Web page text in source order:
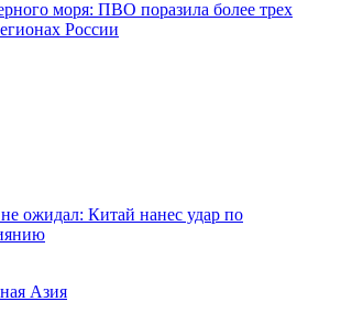
моря: ПВО поразила более трех
России
ожидал: Китай нанес удар по
Азия